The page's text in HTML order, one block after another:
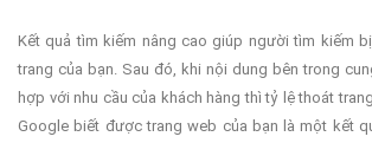
Kết quả tìm kiếm nâng cao giúp người tìm kiếm
trang của bạn. Sau đó, khi nội dung bên trong
hợp với nhu cầu của khách hàng thì tỷ lệ thoát
Google biết được trang web của bạn là một kết